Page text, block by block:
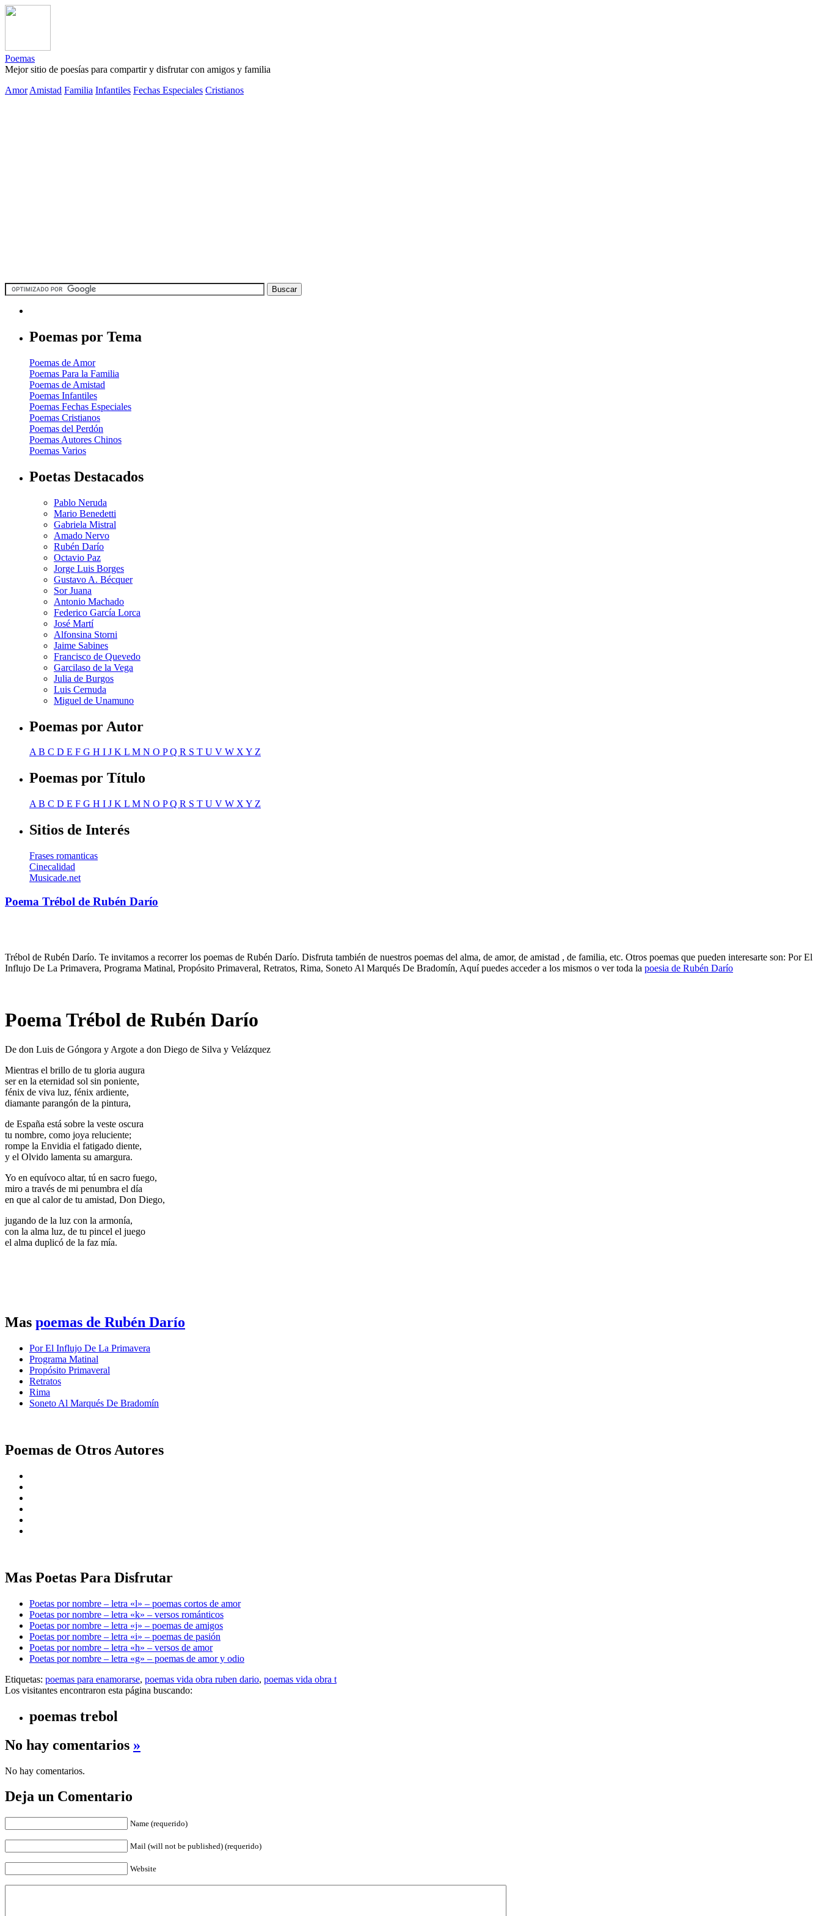
Poemas
Mejor sitio de poesías para compartir y disfrutar con amigos y familia
Amor Amistad Familia Infantiles Fechas Especiales Cristianos
Poemas por Tema
Poemas de Amor
Poemas Para la Familia
Poemas de Amistad
Poemas Infantiles
Poemas Fechas Especiales
Poemas Cristianos
Poemas del Perdón
Poemas Autores Chinos
Poemas Varios
Poetas Destacados
Pablo Neruda
Mario Benedetti
Gabriela Mistral
Amado Nervo
Rubén Darío
Octavio Paz
Jorge Luis Borges
Gustavo A. Bécquer
Sor Juana
Antonio Machado
Federico García Lorca
José Martí
Alfonsina Storni
Jaime Sabines
Francisco de Quevedo
Garcilaso de la Vega
Julia de Burgos
Luis Cernuda
Miguel de Unamuno
Poemas por Autor
AB C D E F G H I J K L M N O PQ R S T U V W XY Z
Poemas por Título
A B C D E F G H I J K L M N O PQ R S T U V W X Y Z
Sitios de Interés
Frases romanticas
Cinecalidad
Musicade.net
Poema Trébol de Rubén Darío
Trébol de Rubén Darío. Te invitamos a recorrer los poemas de Rubén Darío. Disfruta también de nuestros poemas del alma, de amor, de amistad , de familia, etc. Otros poemas que pueden interesarte son: Por El
Influjo De La Primavera, Programa Matinal, Propósito Primaveral, Retratos, Rima, Soneto Al Marqués De Bradomín, Aquí puedes acceder a los mismos o ver toda la poesia de Rubén Darío
Poema Trébol de Rubén Darío
De don Luis de Góngora y Argote a don Diego de Silva y Velázquez
Mientras el brillo de tu gloria augura
ser en la eternidad sol sin poniente,
fénix de viva luz, fénix ardiente,
diamante parangón de la pintura,
de España está sobre la veste oscura
tu nombre, como joya reluciente;
rompe la Envidia el fatigado diente,
y el Olvido lamenta su amargura.
Yo en equívoco altar, tú en sacro fuego,
miro a través de mi penumbra el día
en que al calor de tu amistad, Don Diego,
jugando de la luz con la armonía,
con la alma luz, de tu pincel el juego
el alma duplicó de la faz mía.
Mas poemas de Rubén Darío
Por El Influjo De La Primavera
Programa Matinal
Propósito Primaveral
Retratos
Rima
Soneto Al Marqués De Bradomín
Poemas de Otros Autores
Mas Poetas Para Disfrutar
Poetas por nombre – letra «l» – poemas cortos de amor
Poetas por nombre – letra «k» – versos románticos
Poetas por nombre – letra «j» – poemas de amigos
Poetas por nombre – letra «i» – poemas de pasión
Poetas por nombre – letra «h» – versos de amor
Poetas por nombre – letra «g» – poemas de amor y odio
Etiquetas: poemas para enamorarse, poemas vida obra ruben dario, poemas vida obra t
Los visitantes encontraron esta página buscando:
poemas trebol
No hay comentarios »
No hay comentarios.
Deja un Comentario
Name (requerido)
Mail (will not be published) (requerido)
Website